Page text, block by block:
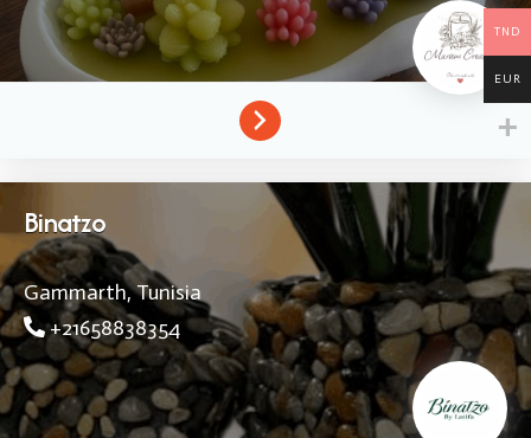
Binatzo
Gammarth,Tunisia
+21658838354
TND
EUR